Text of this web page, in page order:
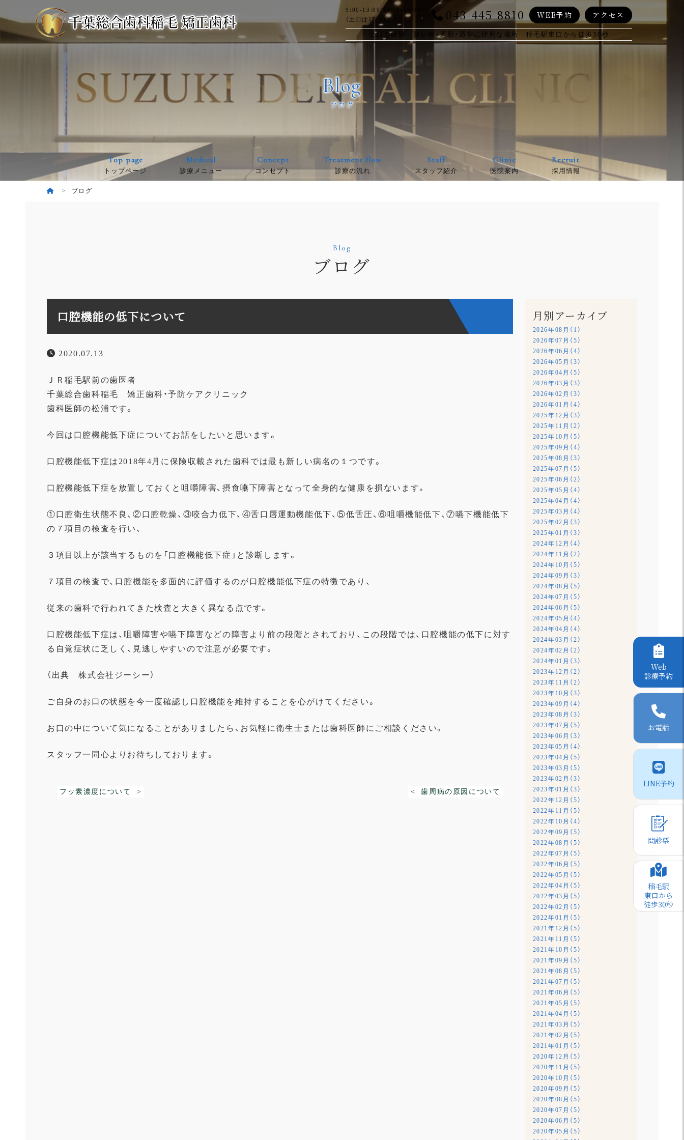
9:00-13:00/14:00-18:00
（土日は17:00まで）
043-445-8810 WEB予約 アクセス
土日も診療 買い物・通勤・通学に便利な場所 稲毛駅東口から徒歩30秒
Blog
ブログ
Top page
トップページ
Medical
診療メニュー
Concept
コンセプト
Treatment flow
診療の流れ
Staff
スタッフ紹介
Clinic
医院案内
Recruit
採用情報
ブログ
Blog
ブログ
口腔機能の低下について
2020.07.13
ＪＲ稲毛駅前の歯医者
千葉総合歯科稲毛 矯正歯科・予防ケアクリニック
歯科医師の松浦です。
今回は口腔機能低下症についてお話をしたいと思います。
口腔機能低下症は2018年4月に保険収載された歯科では最も新しい病名の１つです。
口腔機能低下症を放置しておくと咀嚼障害、摂食嚥下障害となって全身的な健康を損ないます。
①口腔衛生状態不良、②口腔乾燥、③咬合力低下、④舌口唇運動機能低下、⑤低舌圧、⑥咀嚼機能低下、⑦嚥下機能低下
の７項目の検査を行い、
３項目以上が該当するものを「口腔機能低下症」と診断します。
７項目の検査で、口腔機能を多面的に評価するのが口腔機能低下症の特徴であり、
従来の歯科で行われてきた検査と大きく異なる点です。
口腔機能低下症は、咀嚼障害や嚥下障害などの障害より前の段階とされており、この段階では、口腔機能の低下に対す
る自覚症状に乏しく、見逃しやすいので注意が必要です。
（出典 株式会社ジーシー）
ご自身のお口の状態を今一度確認し口腔機能を維持することを心がけてください。
お口の中について気になることがありましたら、お気軽に衛生士または歯科医師にご相談ください。
スタッフ一同心よりお待ちしております。
< 歯周病の原因について
フッ素濃度について >
月別アーカイブ
2026年08月（1）
2026年07月（5）
2026年06月（4）
2026年05月（3）
2026年04月（5）
2026年03月（3）
2026年02月（3）
2026年01月（4）
2025年12月（3）
2025年11月（2）
2025年10月（5）
2025年09月（4）
2025年08月（3）
2025年07月（5）
2025年06月（2）
2025年05月（4）
2025年04月（4）
2025年03月（4）
2025年02月（3）
2025年01月（3）
2024年12月（4）
2024年11月（2）
2024年10月（5）
2024年09月（3）
2024年08月（5）
2024年07月（5）
2024年06月（5）
2024年05月（4）
2024年04月（4）
2024年03月（2）
2024年02月（2）
2024年01月（3）
2023年12月（2）
2023年11月（2）
2023年10月（3）
2023年09月（4）
2023年08月（3）
2023年07月（5）
2023年06月（3）
2023年05月（4）
2023年04月（5）
2023年03月（5）
2023年02月（3）
2023年01月（3）
2022年12月（5）
2022年11月（5）
2022年10月（4）
2022年09月（5）
2022年08月（5）
2022年07月（5）
2022年06月（5）
2022年05月（5）
2022年04月（5）
2022年03月（5）
2022年02月（5）
2022年01月（5）
2021年12月（5）
2021年11月（5）
2021年10月（5）
2021年09月（5）
2021年08月（5）
2021年07月（5）
2021年06月（5）
2021年05月（5）
2021年04月（5）
2021年03月（5）
2021年02月（5）
2021年01月（5）
2020年12月（5）
2020年11月（5）
2020年10月（5）
2020年09月（5）
2020年08月（5）
2020年07月（5）
2020年06月（5）
2020年05月（5）
Web
診療予約
お電話
LINE予約
問診票
稲毛駅
東口から
徒歩30秒